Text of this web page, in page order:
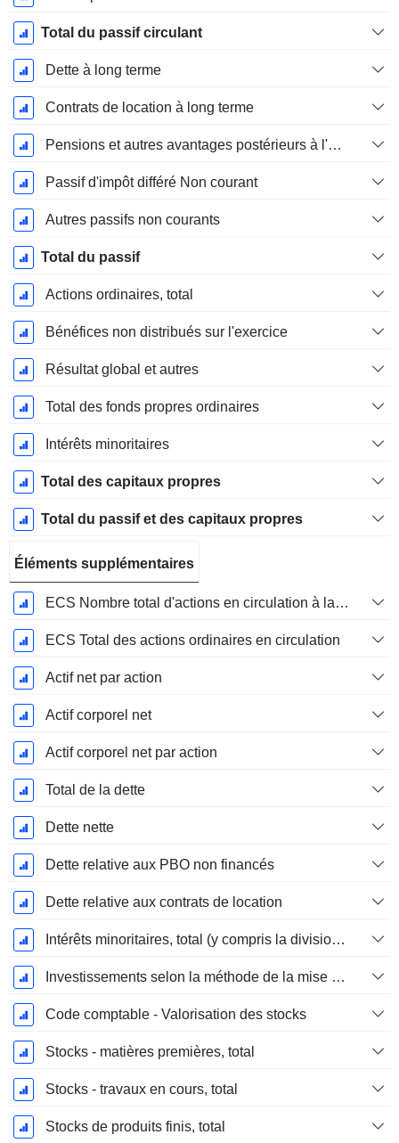
Total du passif circulant
Dette à long terme
Contrats de location à long terme
Pensions et autres avantages postérieurs à l'emploi
Passif d'impôt différé Non courant
Autres passifs non courants
Total du passif
Actions ordinaires, total
Bénéfices non distribués sur l'exercice
Résultat global et autres
Total des fonds propres ordinaires
Intérêts minoritaires
Total des capitaux propres
Total du passif et des capitaux propres
Éléments supplémentaires
ECS Nombre total d'actions en circulation à la date de dépôt
ECS Total des actions ordinaires en circulation
Actif net par action
Actif corporel net
Actif corporel net par action
Total de la dette
Dette nette
Dette relative aux PBO non financés
Dette relative aux contrats de location
Intérêts minoritaires, total (y compris la division financière)
Investissements selon la méthode de la mise en équivalence, total
Code comptable - Valorisation des stocks
Stocks - matières premières, total
Stocks - travaux en cours, total
Stocks de produits finis, total